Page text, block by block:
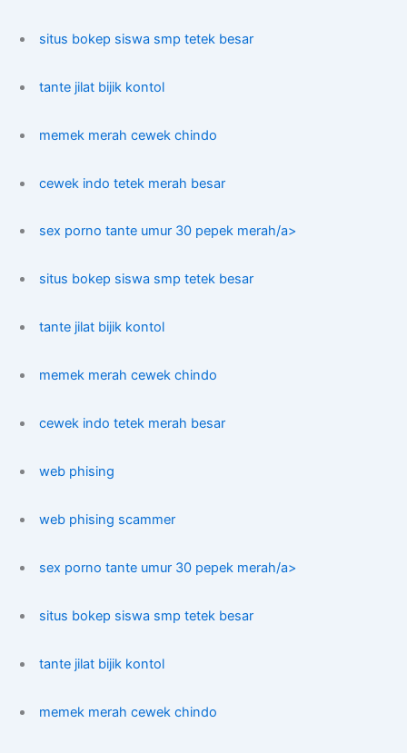
situs bokep siswa smp tetek besar
tante jilat bijik kontol
memek merah cewek chindo
cewek indo tetek merah besar
sex porno tante umur 30 pepek merah/a>
situs bokep siswa smp tetek besar
tante jilat bijik kontol
memek merah cewek chindo
cewek indo tetek merah besar
web phising
web phising scammer
sex porno tante umur 30 pepek merah/a>
situs bokep siswa smp tetek besar
tante jilat bijik kontol
memek merah cewek chindo